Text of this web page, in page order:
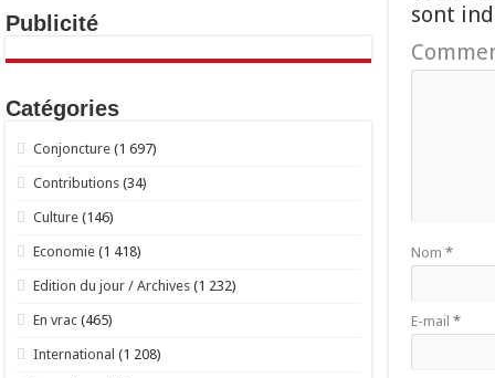
sont
Nom *
E-mail *
Publicité
Catégories
Conjoncture (1 697)
Contributions (34)
Culture (146)
Economie (1 418)
Edition du jour / Archives (1 232)
En vrac (465)
International (1 208)